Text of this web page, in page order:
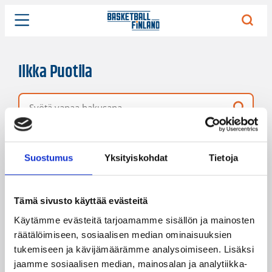
Suostumus Yksityiskohdat Tietoja
Tämä sivusto käyttää evästeitä
Käytämme evästeitä tarjoamamme sisällön ja mainosten
räätälöimiseen, sosiaalisen median ominaisuuksien
tukemiseen ja kävijämäärämme analysoimiseen. Lisäksi
jaamme sosiaalisen median, mainosalan ja analytiikka-
Ilkka Puotila
Vapaa hakusana
Järjestys
Sivukoko